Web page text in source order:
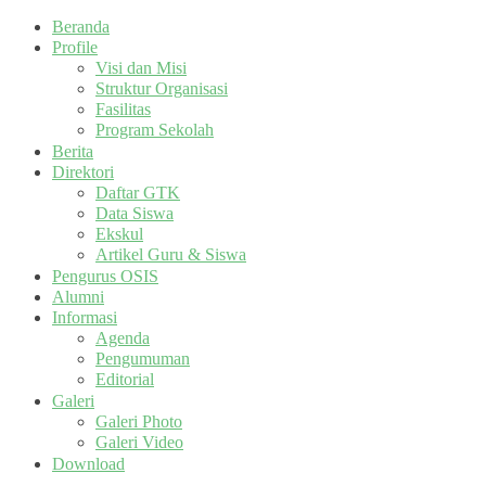
Beranda
Profile
Visi dan Misi
Struktur Organisasi
Fasilitas
Program Sekolah
Berita
Direktori
Daftar GTK
Data Siswa
Ekskul
Artikel Guru & Siswa
Pengurus OSIS
Alumni
Informasi
Agenda
Pengumuman
Editorial
Galeri
Galeri Photo
Galeri Video
Download